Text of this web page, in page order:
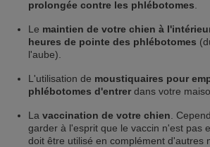
prolongée contre les phlébotomes
Le maintien de votre chien à
heures de pointe des phlébotomes
l'aube).
L'utilisation de moustiquaires pour
phlébotomes d'entrer dans votre
La vaccination de votre chien .
garder à l'esprit que le vaccin n'est pas
doit être utilisé en complément d'autres